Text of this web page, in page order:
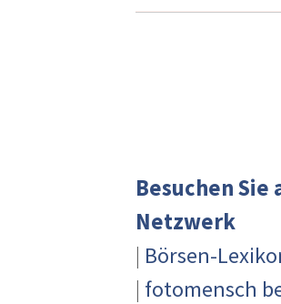
Besuchen Sie
Netzwerk
| Börsen-
| fotomensch